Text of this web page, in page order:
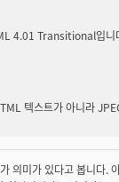
4.01 Transitional입니
텍스트가 아니라
의미가 있다고 봅니다.